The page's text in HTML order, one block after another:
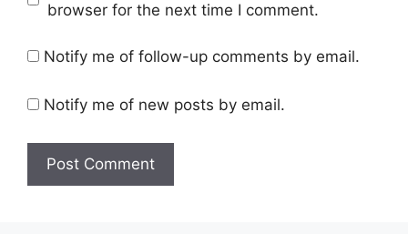
browser for the next time I comment.
Notify me of follow-up comments by email.
Notify me of new posts by email.